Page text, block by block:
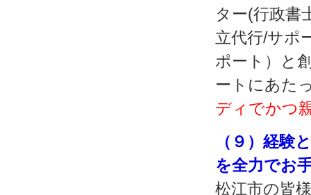
ター(行政書
立代行/サポ
ポート）と
ートにあた
ディでかつ
（９）経験
を全力でお
松江市の皆